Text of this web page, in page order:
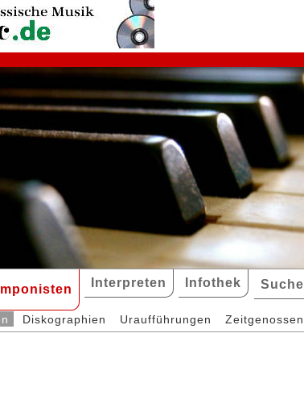
Interpreten Infothek Suche
Diskographien Uraufführungen Zeitgenossen